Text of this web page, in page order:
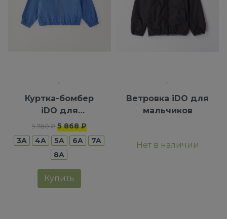
Куртка-бомбер
iDO для
мальчиков
9 780 ₽ 5 868 ₽
3A
4A 5A 6A
7A
8A
Купить
Ветровка iDO для
мальчиков
Нет в наличии